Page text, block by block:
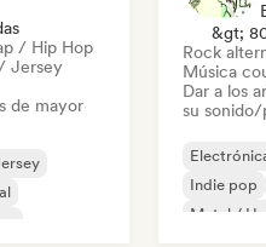
/ Hip Hop
Jersey
de mayor
&gt;
Rock
Música
Dar a los
su
Indie pop
Metal /